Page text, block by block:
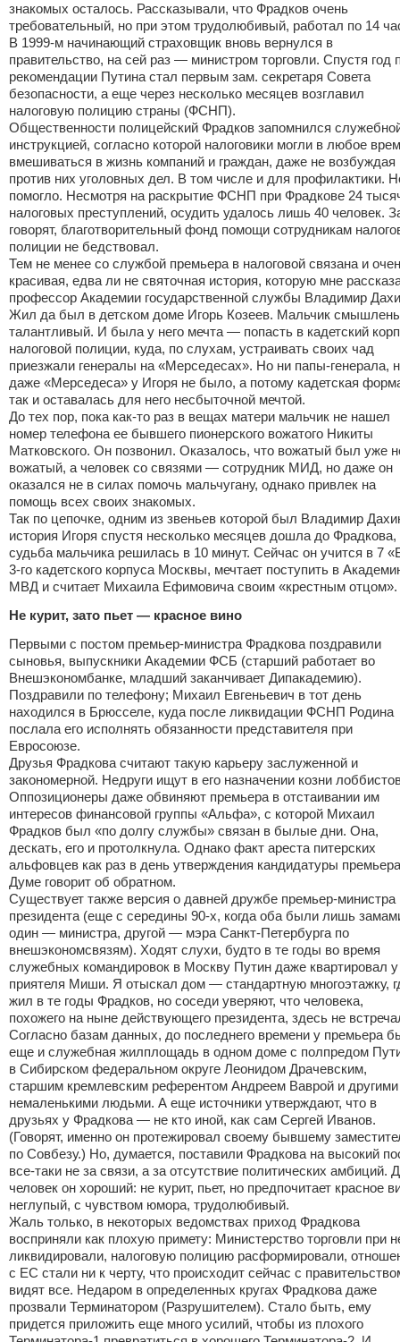
знакомых осталось. Рассказывали, что Фрадков очень
требовательный, но при этом трудолюбивый, работал по 14
В 1999-м начинающий страховщик вновь вернулся в
правительство, на сей раз — министром торговли. Спустя год
рекомендации Путина стал первым зам. секретаря Совета
безопасности, а еще через несколько месяцев возглавил
налоговую полицию страны (ФСНП).
Общественности полицейский Фрадков запомнился
инструкцией, согласно которой налоговики могли в любое
вмешиваться в жизнь компаний и граждан, даже не возбуждая
против них уголовных дел. В том числе и для профилактики.
помогло. Несмотря на раскрытие ФСНП при Фрадкове 24
налоговых преступлений, осудить удалось лишь 40 человек.
говорят, благотворительный фонд помощи сотрудникам
полиции не бедствовал.
Тем не менее со службой премьера в налоговой связана и
красивая, едва ли не святочная история, которую мне
профессор Академии государственной службы Владимир
Жил да был в детском доме Игорь Козеев. Мальчик
талантливый. И была у него мечта — попасть в кадетский
налоговой полиции, куда, по слухам, устраивать своих чад
приезжали генералы на «Мерседесах». Но ни папы-генерала,
даже «Мерседеса» у Игоря не было, а потому кадетская
так и оставалась для него несбыточной мечтой.
До тех пор, пока как-то раз в вещах матери мальчик не нашел
номер телефона ее бывшего пионерского вожатого Никиты
Матковского. Он позвонил. Оказалось, что вожатый был уже
вожатый, а человек со связями — сотрудник МИД, но даже он
оказался не в силах помочь мальчугану, однако привлек на
помощь всех своих знакомых.
Так по цепочке, одним из звеньев которой был Владимир
история Игоря спустя несколько месяцев дошла до Фрадкова,
судьба мальчика решилась в 10 минут. Сейчас он учится в 7
3-го кадетского корпуса Москвы, мечтает поступить в
МВД и считает Михаила Ефимовича своим «крестным отцом».
Не курит, зато пьет — красное вино
Первыми с постом премьер-министра Фрадкова поздравили
сыновья, выпускники Академии ФСБ (старший работает во
Внешэкономбанке, младший заканчивает Дипакадемию).
Поздравили по телефону; Михаил Евгеньевич в тот день
находился в Брюсселе, куда после ликвидации ФCНП Родина
послала его исполнять обязанности представителя при
Евросоюзе.
Друзья Фрадкова считают такую карьеру заслуженной и
закономерной. Недруги ищут в его назначении козни
Оппозиционеры даже обвиняют премьера в отстаивании им
интересов финансовой группы «Альфа», с которой Михаил
Фрадков был «по долгу службы» связан в былые дни. Она,
дескать, его и протолкнула. Однако факт ареста питерских
альфовцев как раз в день утверждения кандидатуры
Думе говорит об обратном.
Существует также версия о давней дружбе премьер-министра
президента (еще с середины 90-х, когда оба были лишь
один — министра, другой — мэра Санкт-Петербурга по
внешэкономсвязям). Ходят слухи, будто в те годы во время
служебных командировок в Москву Путин даже квартировал у
приятеля Миши. Я отыскал дом — стандартную многоэтажку,
жил в те годы Фрадков, но соседи уверяют, что человека,
похожего на ныне действующего президента, здесь не
Согласно базам данных, до последнего времени у премьера
еще и служебная жилплощадь в одном доме с полпредом
в Сибирском федеральном округе Леонидом Драчевским,
старшим кремлевским референтом Андреем Ваврой и другими
немаленькими людьми. А еще источники утверждают, что в
друзьях у Фрадкова — не кто иной, как сам Сергей Иванов.
(Говорят, именно он протежировал своему бывшему
по Совбезу.) Но, думается, поставили Фрадкова на высокий
все-таки не за связи, а за отсутствие политических амбиций.
человек он хороший: не курит, пьет, но предпочитает красное
неглупый, с чувством юмора, трудолюбивый.
Жаль только, в некоторых ведомствах приход Фрадкова
восприняли как плохую примету: Министерство торговли при
ликвидировали, налоговую полицию расформировали,
с ЕС стали ни к черту, что происходит сейчас с
видят все. Недаром в определенных кругах Фрадкова даже
прозвали Терминатором (Разрушителем). Стало быть, ему
придется приложить еще много усилий, чтобы из плохого